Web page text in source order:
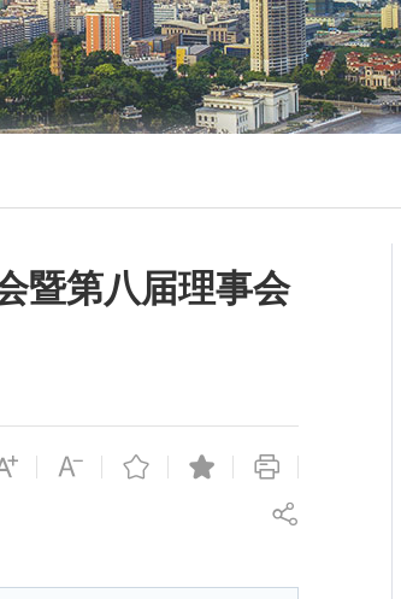
暨第八届理事会